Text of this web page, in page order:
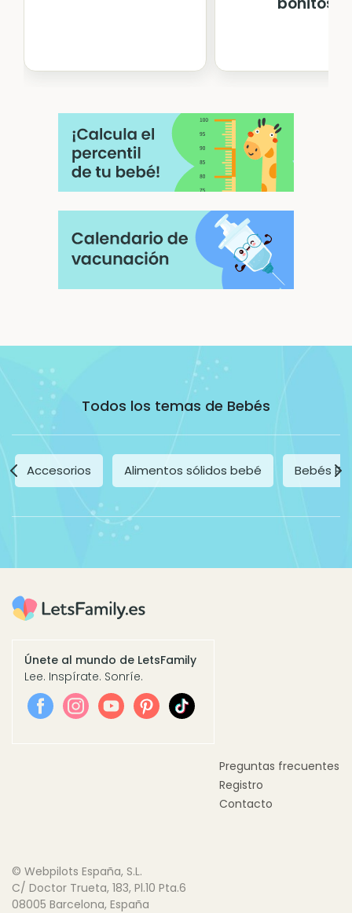
Todos los temas de Bebés
Accesorios Alimentos sólidos bebé Bebés
Únete al mundo de LetsFamily
Lee. Inspírate. Sonríe.
Preguntas frecuentes
Registro
Contacto
© Webpilots España, S.L.
C/ Doctor Trueta, 183, Pl.10 Pta.6
08005 Barcelona, España